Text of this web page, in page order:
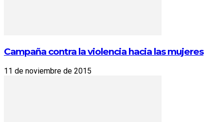
Campaña contra la violencia hacia las mujeres
11 de noviembre de 2015